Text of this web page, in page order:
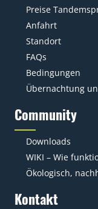
Preise
Anfahrt
Standort
FAQs
Bedingungen
Übernachtung
Community
Downloads
WIKI – Wie
Ökologisch,
Kontakt